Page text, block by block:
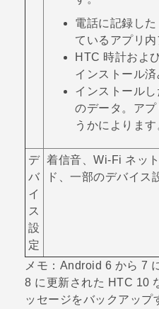
電話に記録した
ているアプリ
HTC 時計およ
インストール済
インストール
のデータ。ア
うかによります
デ
バ
イ
ス
設
定
着信音、 Wi‍-Fi ネッ
ド、一部のデバイス
メモ： Android 6 から 7
8 に更新された HTC 10
ッセージをバックアップ